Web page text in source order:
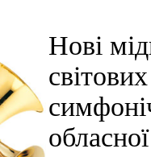
Нові